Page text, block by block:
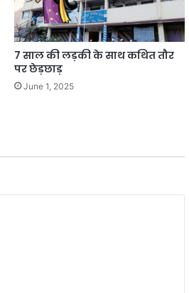
7 साल की लड़की के साथ कथित तौर
पर छेड़छाड़
June 1, 2025